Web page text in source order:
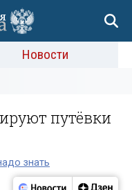
Новости
путёвки
знать